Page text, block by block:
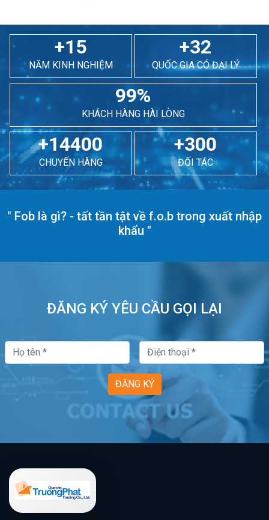
+15
NĂM KINH NGHIỆM
+32
QUỐC GIA CÓ ĐẠI LÝ
99%
KHÁCH HÀNG HÀI LÒNG
+14400
CHUYẾN HÀNG
+300
ĐỐI TÁC
" Fob là gì? - tất tần tật về f.o.b trong xuất nhập
khẩu "
ĐĂNG KÝ YÊU CẦU GỌI LẠI
ĐĂNG KÝ